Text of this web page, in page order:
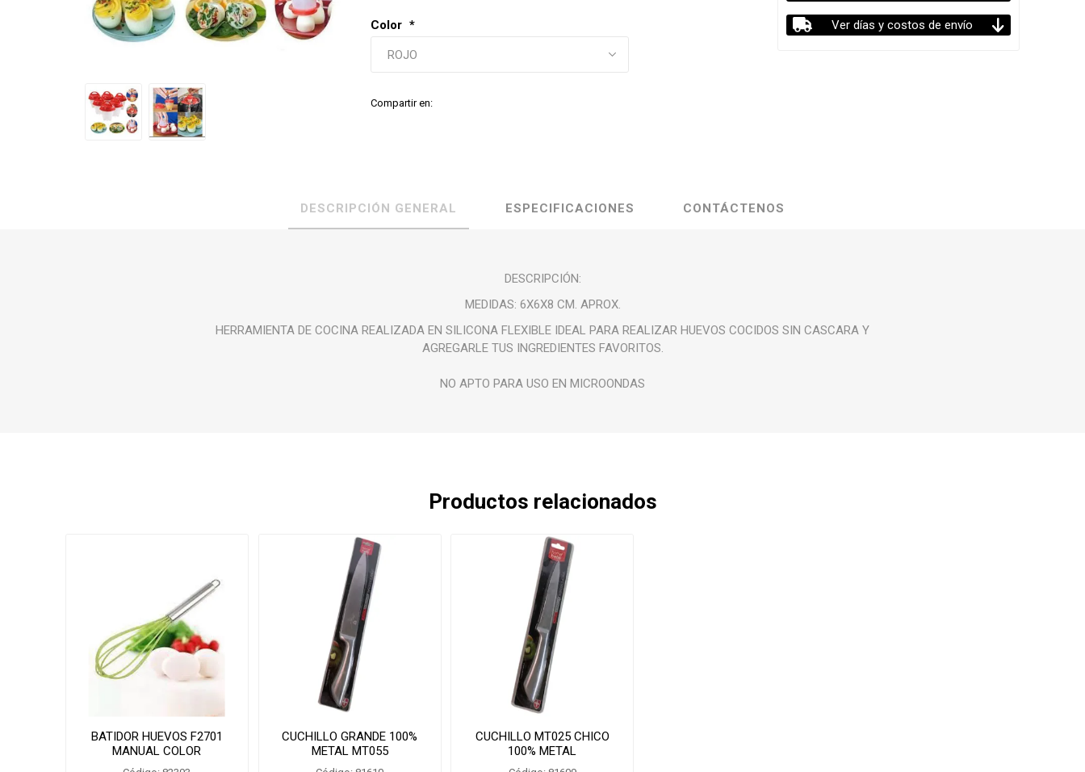
Color *
Compartir en:
Ver días y costos de envío
DESCRIPCIÓN GENERAL ESPECIFICACIONES CONTÁCTENOS
DESCRIPCIÓN:
MEDIDAS: 6X6X8 CM. APROX.
HERRAMIENTA DE COCINA REALIZADA EN SILICONA FLEXIBLE IDEAL PARA REALIZAR HUEVOS COCIDOS SIN CASCARA Y
AGREGARLE TUS INGREDIENTES FAVORITOS.
NO APTO PARA USO EN MICROONDAS
Productos relacionados
BATIDOR HUEVOS F2701
MANUAL COLOR
CUCHILLO GRANDE 100%
METAL MT055
CUCHILLO MT025 CHICO
100% METAL